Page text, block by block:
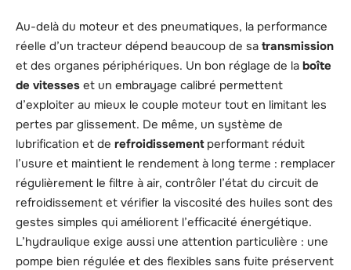
Au-delà du moteur et des pneumatiques, la performance
réelle d’un tracteur dépend beaucoup de sa transmission
et des organes périphériques. Un bon réglage de la boîte
de vitesses et un embrayage calibré permettent
d’exploiter au mieux le couple moteur tout en limitant les
pertes par glissement. De même, un système de
lubrification et de refroidissementperformant réduit
l’usure et maintient le rendement à long terme : remplacer
régulièrement le filtre à air, contrôler l’état du circuit de
refroidissement et vérifier la viscosité des huiles sont des
gestes simples qui améliorent l’efficacité énergétique.
L’hydraulique exige aussi une attention particulière : une
pompe bien régulée et des flexibles sans fuite préservent